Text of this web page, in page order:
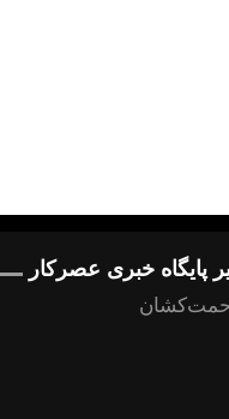
پایگاه خبری عصرکار